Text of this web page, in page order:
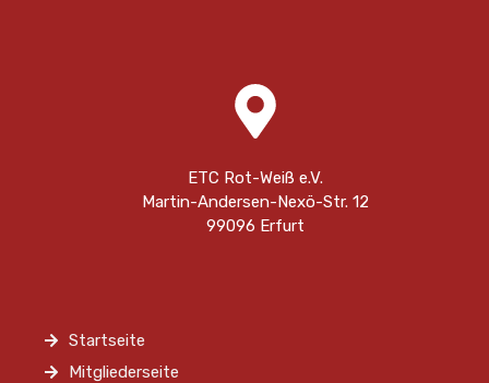
ETC Rot-Weiß e.V.
Martin-Andersen-Nexö-Str. 12
99096 Erfurt
Startseite
Mitgliederseite